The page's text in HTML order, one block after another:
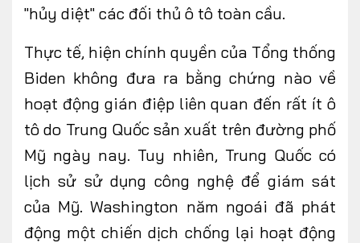
"hủy diệt" các đối thủ ô tô toàn cầu.
Thực tế, hiện chính quyền của Tổng thống
Biden không đưa ra bằng chứng nào về
hoạt động gián điệp liên quan đến rất ít ô
tô do Trung Quốc sản xuất trên đường phố
Mỹ ngày nay. Tuy nhiên, Trung Quốc có
lịch sử sử dụng công nghệ để giám sát
của Mỹ. Washington năm ngoái đã phát
động một chiến dịch chống lại hoạt động